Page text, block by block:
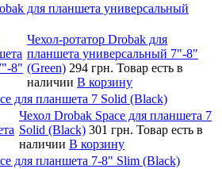
для планшета универсальный
Чехол-ротатор Drobak для
планшета универсальный 7"-8"
(Green) 294 грн. Товар есть в
наличии В корзину
для планшета 7 Solid (Black)
Чехол Drobak Space для планшета 7
Solid (Black) 301 грн. Товар есть в
наличии В корзину
для планшета 7-8" Slim (Black)